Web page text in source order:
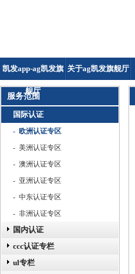
凯发app-ag凯发旗
舰厅
关于ag凯发旗舰厅
服务范围
国际认证
- 欧洲认证专区
- 美洲认证专区
- 澳洲认证专区
- 亚洲认证专区
- 中东认证专区
- 非洲认证专区
国内认证
ccc认证专栏
ul专栏